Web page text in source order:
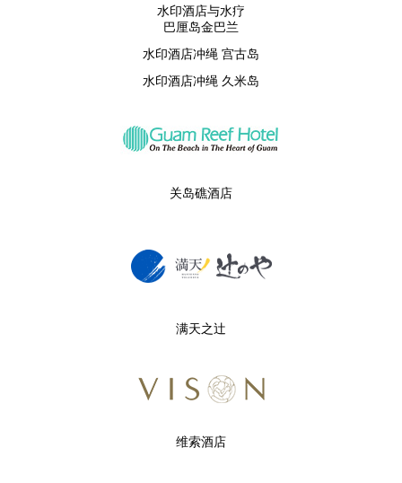
水印酒店与水疗
巴厘岛金巴兰
水印酒店冲绳 宫古岛
水印酒店冲绳 久米岛
关岛礁酒店
满天之辻
维索酒店